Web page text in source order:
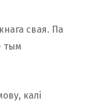
свая. Па
тым
калі